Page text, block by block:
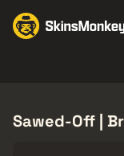
Sawed-Off |